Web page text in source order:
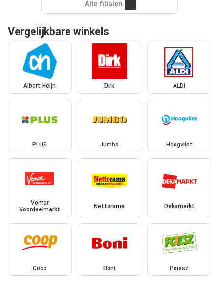
Alle filialen
Vergelijkbare winkels
Albert Heijn Dirk ALDI
PLUS Jumbo Hoogvliet
Vomar
Voordeelmarkt
Nettorama Dekamarkt
Coop Boni Poiesz